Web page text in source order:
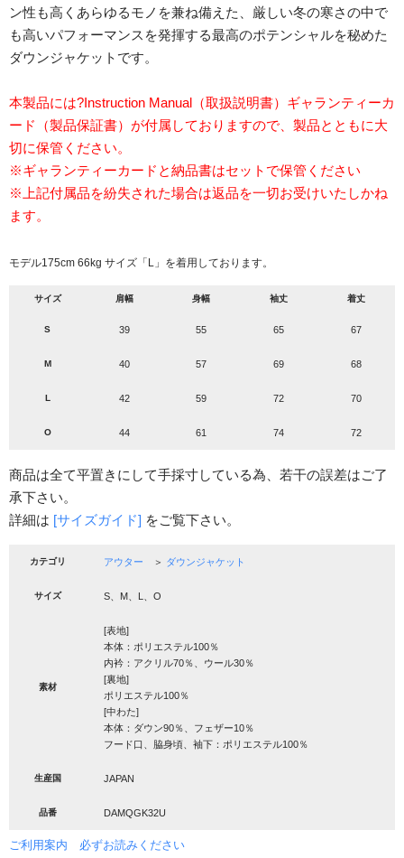
ン性も高くあらゆるモノを兼ね備えた、厳しい冬の寒さの中で
も高いパフォーマンスを発揮する最高のポテンシャルを秘めた
ダウンジャケットです。
本製品には?Instruction Manual（取扱説明書）ギャランティーカ
ード（製品保証書）が付属しておりますので、製品とともに大
切に保管ください。
※ギャランティーカードと納品書はセットで保管ください
※上記付属品を紛失された場合は返品を一切お受けいたしかね
ます。
モデル175cm 66kg サイズ「L」を着用しております。
サイズ 肩幅 身幅 袖丈 着丈
S 39 55 65 67
M 40 57 69 68
L 42 59 72 70
O 44 61 74 72
商品は全て平置きにして手採寸している為、若干の誤差はご了
承下さい。
詳細は [サイズガイド] をご覧下さい。
カテゴリ アウター ＞ ダウンジャケット
サイズ S、M、L、O
素材
[表地]
本体：ポリエステル100％
内衿：アクリル70％、ウール30％
[裏地]
ポリエステル100％
[中わた]
本体：ダウン90％、フェザー10％
フード口、脇身頃、袖下：ポリエステル100％
生産国 JAPAN
品番 DAMQGK32U
ご利用案内 必ずお読みください